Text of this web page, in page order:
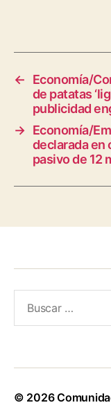
←
Economía/
de patatas
publicidad
→ Economía/
declarada en
pasivo de 12
© 2026